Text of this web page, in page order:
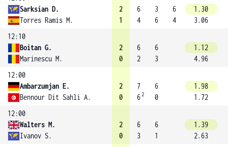
Sarksian D.
Torres Ramis M.
2
1
6
4
3
6
6
4
1.30
3.06
12:10
Boitan G.
Marinescu M.
2
0
6
2
6
3
1.12
4.96
12:00
Ambarzumjan E.
Bennour Dit Sahli A.
2
0
7
62
6
0
1.98
1.72
12:00
Walters M.
Ivanov S.
2
0
6
3
6
1
1.39
2.63